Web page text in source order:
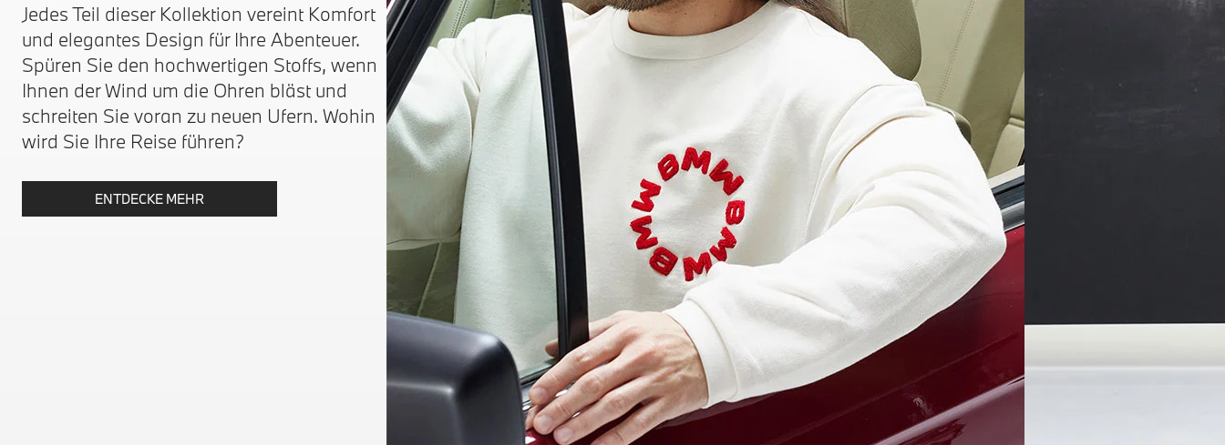
Jedes Teil dieser Kollektion vereint Komfort
und elegantes Design für Ihre Abenteuer.
Spüren Sie den hochwertigen Stoffs, wenn
Ihnen der Wind um die Ohren bläst und
schreiten Sie voran zu neuen Ufern. Wohin
wird Sie Ihre Reise führen?
ENTDECKE MEHR